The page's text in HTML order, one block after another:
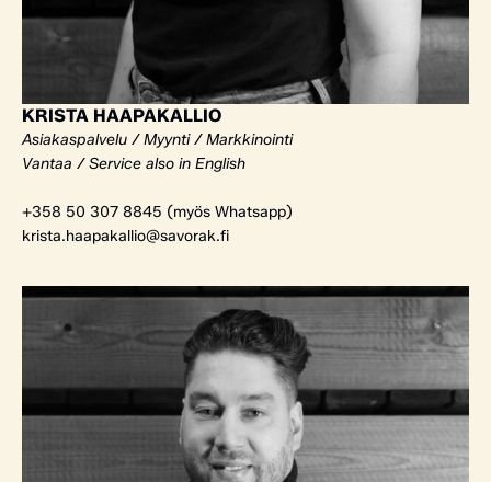
KRISTA HAAPAKALLIO
Asiakaspalvelu / Myynti / Markkinointi
Vantaa / Service also in English
+358 50 307 8845 (myös Whatsapp)
krista.haapakallio@savorak.fi